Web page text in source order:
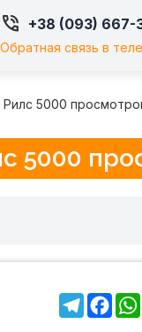
 +38 (093) 667-
Обратная связь в
5000
5000
Telegram